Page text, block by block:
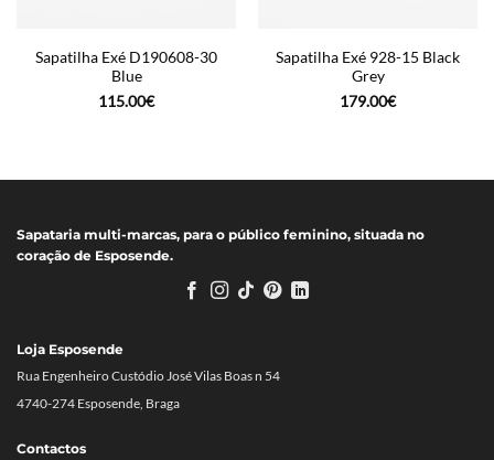
Sapatilha Exé D190608-30
Blue
115.00€
Sapatilha Exé 928-15 Black
Grey
179.00€
Sapataria multi-marcas, para o público feminino, situada no
coração de Esposende.
Loja Esposende
Rua Engenheiro Custódio José Vilas Boas n 54
4740-274 Esposende, Braga
Contactos